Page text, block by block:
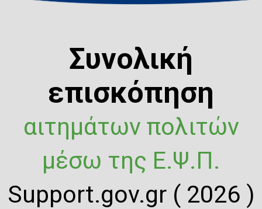
Συνολική
επισκόπηση
αιτημάτων πολιτών
μέσω της Ε.Ψ.Π.
Support.gov.gr ( 2026 )